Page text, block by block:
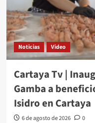
Noticias Video
Cartaya Tv |
Gamba a
Isidro en Cartaya
6 de agosto de 2026 0